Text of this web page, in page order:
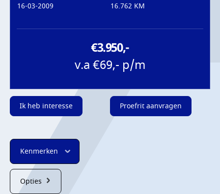
16-03-2009 16.762 KM
€3.950,-
v.a €69,- p/m
Ik heb interesse Proefrit aanvragen
Kenmerken
Opties